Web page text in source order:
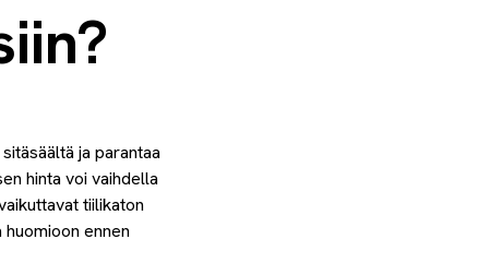
ja parantaa
hinta voi vaihdella
tiilikaton
ennen